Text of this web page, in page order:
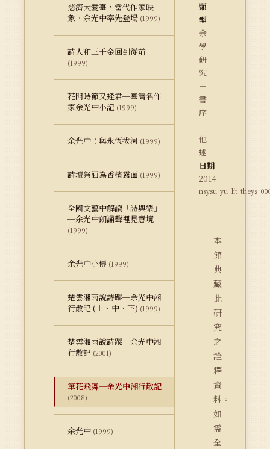
慈濟大愛臺，當代作家映
象，余光中率先登場 (1999)
詩人和三千金回到從前
(1999)
花開時節又逢君─臺灣名作
家余光中小記 (1999)
余光中：與永恆拔河 (1999)
詩壇祭酒為香檳露面 (1999)
全國文藝中解讀「詩與樂」
─余光中朗誦聲裡見意境
(1999)
余光中小傳 (1999)
楚雲湘雨說詩蹤─余光中湘
行散記 (上、中、下) (1999)
楚雲湘雨說詩蹤─余光中湘
行散記 (2001)
筆花飛舞─余光中湘行散記
(2008)
余光中 (1999)
類
型
余
學
研
究
－
書
序
－
他
述
日期
2014
本
館
典
藏
此
研
究
之
詮
釋
資
料。
如
需
全